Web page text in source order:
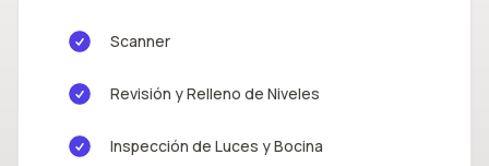
Scanner
Revisión y Relleno de Niveles
Inspección de Luces y Bocina